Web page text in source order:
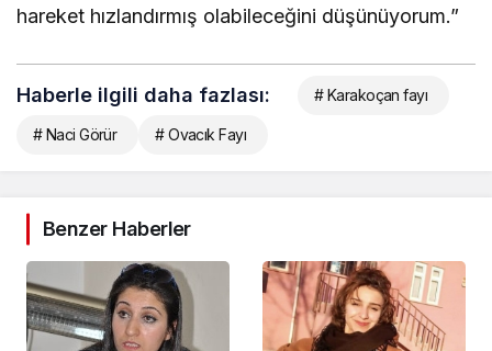
hareket hızlandırmış olabileceğini düşünüyorum.”
Haberle ilgili daha fazlası: # Karakoçan fayı
# Naci Görür # Ovacık Fayı
Benzer Haberler